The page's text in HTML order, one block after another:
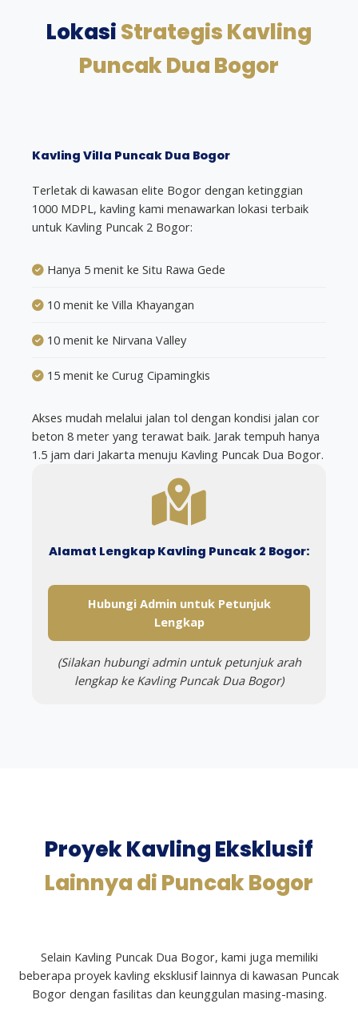
LokasiStrategis Kavling
Puncak Dua Bogor
Kavling Villa Puncak Dua Bogor
Terletak di kawasan elite Bogor dengan ketinggian
1000 MDPL, kavling kami menawarkan lokasi terbaik
untuk Kavling Puncak 2 Bogor:
Hanya 5 menit ke Situ Rawa Gede
10 menit ke Villa Khayangan
10 menit ke Nirvana Valley
15 menit ke Curug Cipamingkis
Akses mudah melalui jalan tol dengan kondisi jalan cor
beton 8 meter yang terawat baik. Jarak tempuh hanya
1.5 jam dari Jakarta menuju Kavling Puncak Dua Bogor.
Alamat Lengkap Kavling Puncak 2 Bogor:
Hubungi Admin untuk Petunjuk
Lengkap
(Silakan hubungi admin untuk petunjuk arah
lengkap ke Kavling Puncak Dua Bogor)
Proyek Kavling Eksklusif
Lainnya di Puncak Bogor
Selain Kavling Puncak Dua Bogor, kami juga memiliki
beberapa proyek kavling eksklusif lainnya di kawasan Puncak
Bogor dengan fasilitas dan keunggulan masing-masing.